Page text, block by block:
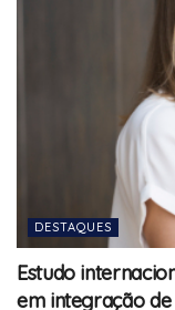
DESTAQUES
Estudo
em integração